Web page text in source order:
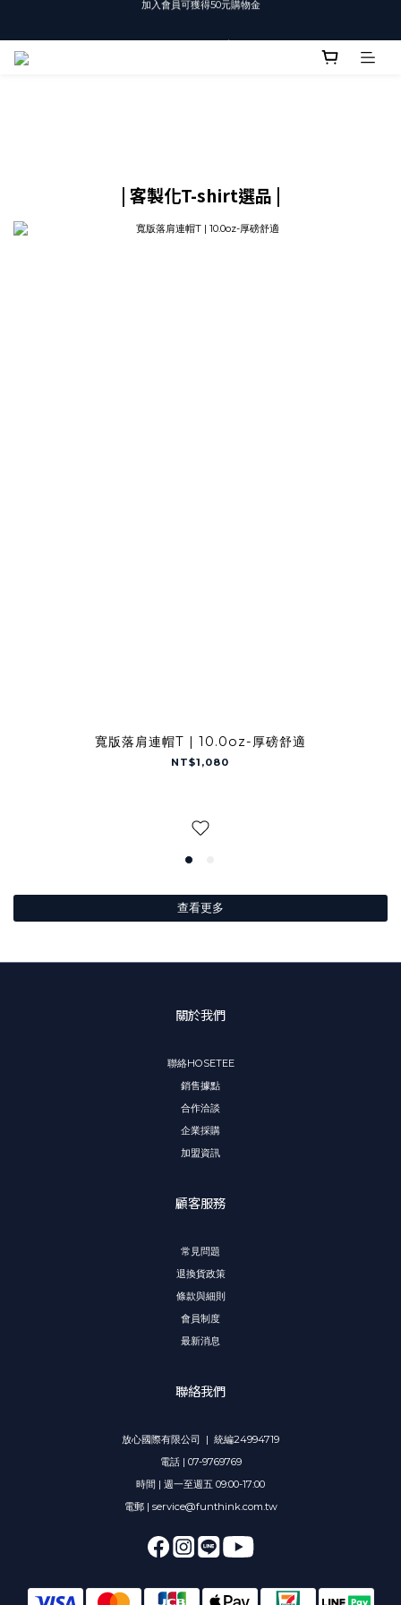
T-SHIRT任選3件$1500
| 客製化T-shirt選品 |
寬版落肩連帽T | 10.0oz-厚磅舒適
NT$1,080
查看更多
關於我們
聯絡HOSETEE
銷售據點
合作洽談
企業採購
加盟資訊
顧客服務
常見問題
退換貨政策
條款與細則
會員制度
最新消息
聯絡我們
放心國際有限公司 | 統編24994719
電話 | 07-9769769
時間 | 週一至週五 09:00-17:00
電郵 | service@funthink.com.tw